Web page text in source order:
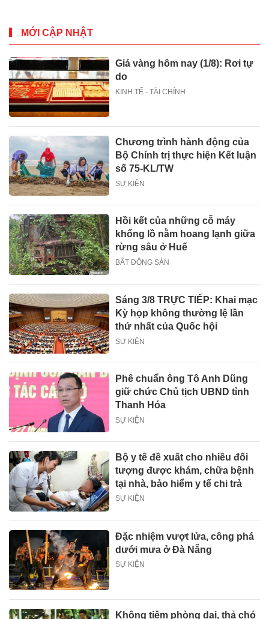
MỚI CẬP NHẬT
Giá vàng hôm nay (1/8): Rơi tự
do
KINH TẾ - TÀI CHÍNH
Chương trình hành động của
Bộ Chính trị thực hiện Kết luận
số 75-KL/TW
SỰ KIỆN
Hồi kết của những cỗ máy
khổng lồ nằm hoang lạnh giữa
rừng sâu ở Huế
BẤT ĐỘNG SẢN
Sáng 3/8 TRỰC TIẾP: Khai mạc
Kỳ họp không thường lệ lần
thứ nhất của Quốc hội
SỰ KIỆN
Phê chuẩn ông Tô Anh Dũng
giữ chức Chủ tịch UBND tỉnh
Thanh Hóa
SỰ KIỆN
Bộ y tế đề xuất cho nhiều đối
tượng được khám, chữa bệnh
tại nhà, bảo hiểm y tế chi trả
SỰ KIỆN
Đặc nhiệm vượt lửa, công phá
dưới mưa ở Đà Nẵng
SỰ KIỆN
Không tiêm phòng dại, thả chó